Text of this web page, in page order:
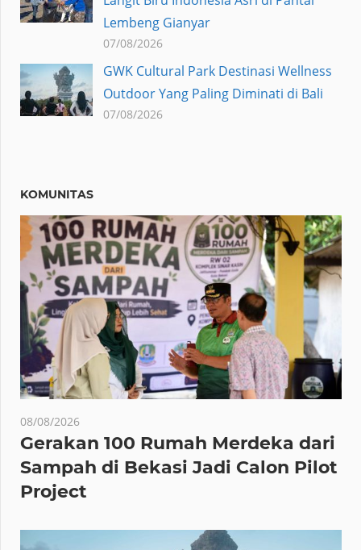
Lembeng Gianyar
07/08/2026
GWK Cultural Park Destinasi Wellness
Outdoor Yang Paling Diminati di Bali
07/08/2026
KOMUNITAS
08/08/2026
Gerakan 100 Rumah Merdeka dari
Sampah di Bekasi Jadi Calon Pilot
Project